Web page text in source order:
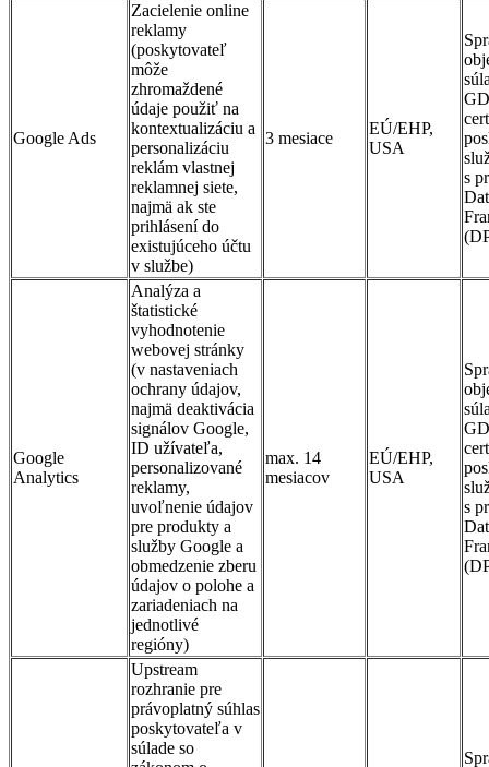
Google Ads
Zacielenie online
reklamy
(poskytovateľ
môže
zhromaždené
údaje použiť na
kontextualizáciu a
personalizáciu
reklám vlastnej
reklamnej siete,
najmä ak ste
prihlásení do
existujúceho účtu
v službe)
3 mesiace
EÚ/EHP,
USA
s
Google
Analytics
Analýza a
štatistické
vyhodnotenie
webovej stránky
(v nastaveniach
ochrany údajov,
najmä deaktivácia
signálov Google,
ID užívateľa,
personalizované
reklamy,
uvoľnenie údajov
pre produkty a
služby Google a
obmedzenie zberu
údajov o polohe a
zariadeniach na
jednotlivé
regióny)
max. 14
mesiacov
EÚ/EHP,
USA
s
Upstream
rozhranie pre
právoplatný súhlas
poskytovateľa v
súlade so